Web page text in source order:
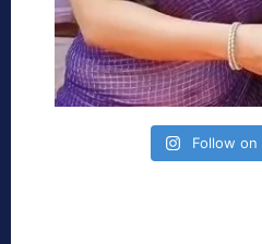
Follow on